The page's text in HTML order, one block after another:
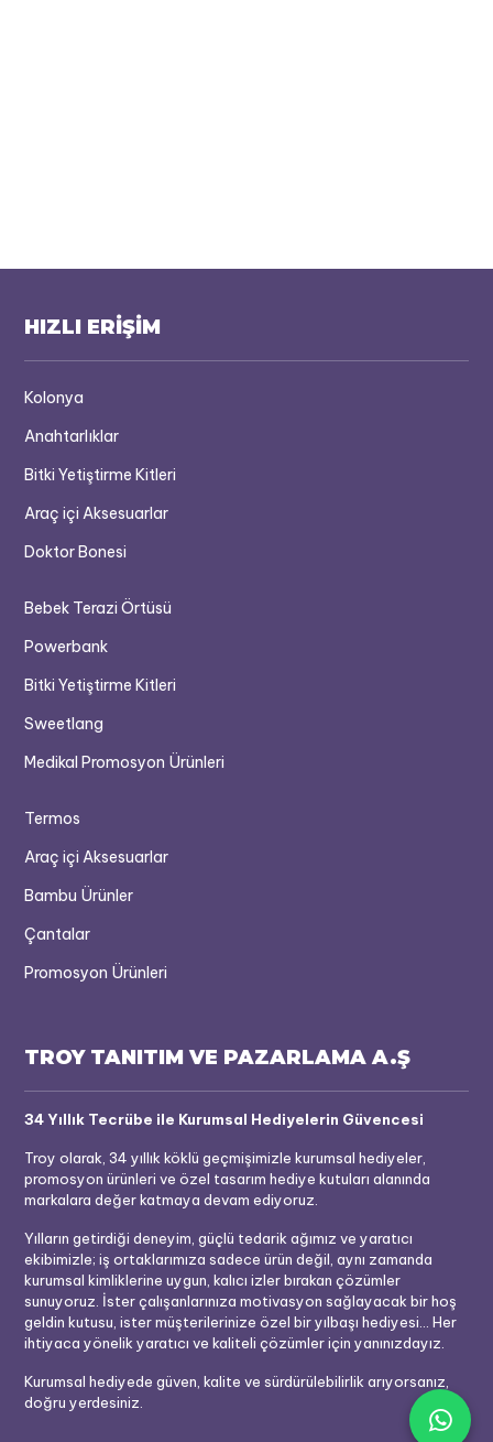
HIZLI ERİŞİM
Kolonya
Anahtarlıklar
Bitki Yetiştirme Kitleri
Araç içi Aksesuarlar
Doktor Bonesi
Bebek Terazi Örtüsü
Powerbank
Bitki Yetiştirme Kitleri
Sweetlang
Medikal Promosyon Ürünleri
Termos
Araç içi Aksesuarlar
Bambu Ürünler
Çantalar
Promosyon Ürünleri
TROY TANITIM VE PAZARLAMA A.Ş
34 Yıllık Tecrübe ile Kurumsal Hediyelerin Güvencesi
Troy olarak, 34 yıllık köklü geçmişimizle kurumsal hediyeler,
promosyon ürünleri ve özel tasarım hediye kutuları alanında
markalara değer katmaya devam ediyoruz.
Yılların getirdiği deneyim, güçlü tedarik ağımız ve yaratıcı
ekibimizle; iş ortaklarımıza sadece ürün değil, aynı zamanda
kurumsal kimliklerine uygun, kalıcı izler bırakan çözümler
sunuyoruz. İster çalışanlarınıza motivasyon sağlayacak bir hoş
geldin kutusu, ister müşterilerinize özel bir yılbaşı hediyesi... Her
ihtiyaca yönelik yaratıcı ve kaliteli çözümler için yanınızdayız.
Kurumsal hediyede güven, kalite ve sürdürülebilirlik arıyorsanız,
doğru yerdesiniz.